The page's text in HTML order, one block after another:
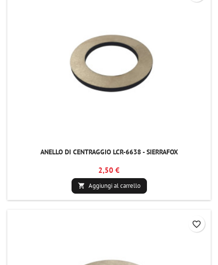
ANELLO DI CENTRAGGIO LCR-6638 - SIERRAFOX
2,50 €
 Aggiungi al carrello
favorite_border